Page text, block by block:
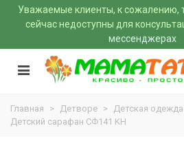
Уважаемые клиенты, к сожалению,
сейчас недоступны для
мессенджерах
Главная > Детворе > Детская одежда
Детский сарафан СФ141 KH